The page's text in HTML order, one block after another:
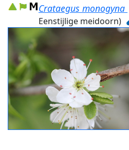
Crataegus monogyna
Eenstijlige meidoorn)